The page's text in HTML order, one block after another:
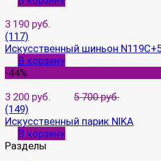
3 190 руб.
(117)
Искусственный шиньон
В корзину
-44%
3 200 руб.
5 700 руб.
(149)
Искусственный парик NIKA
В корзину
Разделы